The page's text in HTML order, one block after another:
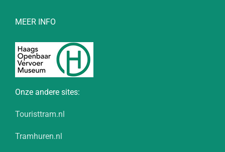
MEER INFO
Onze andere sites:
Touristtram.nl
Tramhuren.nl